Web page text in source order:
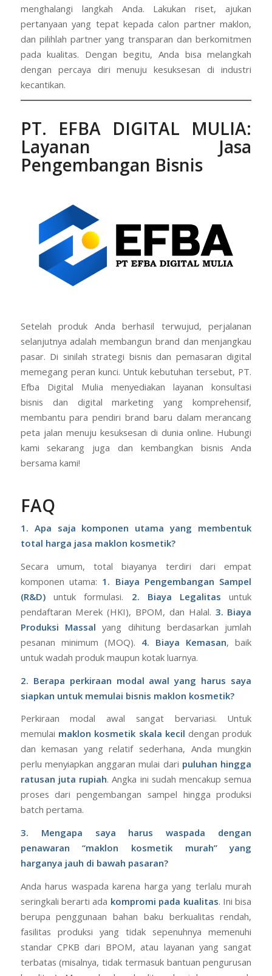
menghalangi langkah Anda. Lakukan riset, ajukan
pertanyaan yang tepat kepada calon partner maklon,
dan pilihlah partner yang transparan dan berkomitmen
pada kualitas. Dengan begitu, Anda bisa melangkah
dengan percaya diri menuju kesuksesan di industri
kecantikan.
PT. EFBA DIGITAL MULIA:
Layanan Jasa
Pengembangan Bisnis
Setelah produk Anda berhasil terwujud, perjalanan
selanjutnya adalah membangun brand dan menjangkau
pasar. Di sinilah strategi bisnis dan pemasaran digital
memegang peran kunci. Untuk kebutuhan tersebut, PT.
Efba Digital Mulia menyediakan layanan konsultasi
bisnis dan digital marketing yang komprehensif,
membantu para pendiri brand baru dalam merancang
peta jalan menuju kesuksesan di dunia online. Hubungi
kami sekarang juga dan kembangkan bisnis Anda
bersama kami!
FAQ
1. Apa saja komponen utama yang membentuk
total harga jasa maklon kosmetik?
Secara umum, total biayanya terdiri dari empat
komponen utama: 1. Biaya Pengembangan Sampel
(R&D)untuk formulasi. 2. Biaya Legalitas untuk
pendaftaran Merek (HKI), BPOM, dan Halal. 3. Biaya
Produksi Massal yang dihitung berdasarkan jumlah
pesanan minimum (MOQ). 4. Biaya Kemasan, baik
untuk wadah produk maupun kotak luarnya.
2. Berapa perkiraan modal awal yang harus saya
siapkan untuk memulai bisnis maklon kosmetik?
Perkiraan modal awal sangat bervariasi. Untuk
memulai maklon kosmetik skala kecil dengan produk
dan kemasan yang relatif sederhana, Anda mungkin
perlu menyiapkan anggaran mulai dari puluhan hingga
ratusan juta rupiah. Angka ini sudah mencakup semua
proses dari pengembangan sampel hingga produksi
batch pertama.
3. Mengapa saya harus waspada dengan
penawaran “maklon kosmetik murah” yang
harganya jauh di bawah pasaran?
Anda harus waspada karena harga yang terlalu murah
seringkali berarti ada kompromi pada kualitas. Ini bisa
berupa penggunaan bahan baku berkualitas rendah,
fasilitas produksi yang tidak sepenuhnya memenuhi
standar CPKB dari BPOM, atau layanan yang sangat
terbatas (misalnya, tidak termasuk bantuan pengurusan